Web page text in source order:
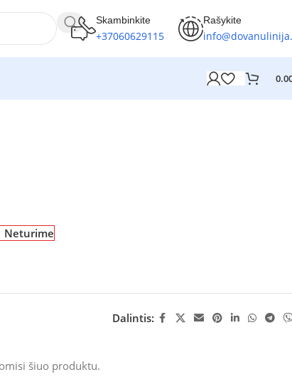
Skambinkite
+37060629115
Rašykite
Neturime
Dalintis:
šiuo produktu.